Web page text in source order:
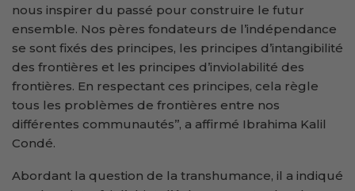
nous inspirer du passé pour construire le futur
ensemble. Nos pères fondateurs de l’indépendance
se sont fixés des principes, les principes d’intangibilité
des frontières et les principes d’inviolabilité des
frontières. En respectant ces principes, cela règle
tous les problèmes de frontières entre nos
différentes communautés’’, a affirmé Ibrahima Kalil
Condé.
Abordant la question de la transhumance, il a indiqué